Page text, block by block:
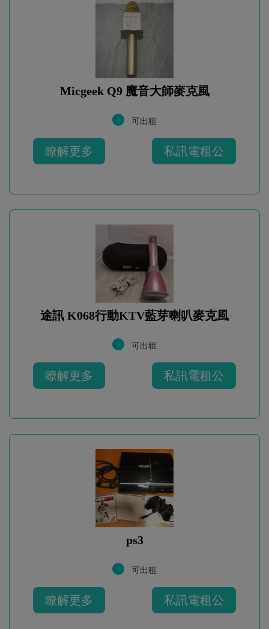
Micgeek Q9 魔音大師麥克風
可出租
瞭解更多 私訊電租公
途訊 K068行動KTV藍芽喇叭麥克風
可出租
瞭解更多 私訊電租公
ps3
可出租
瞭解更多 私訊電租公